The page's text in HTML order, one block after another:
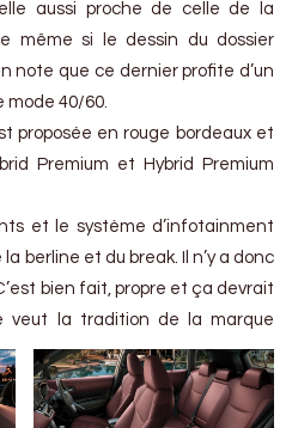
aussi proche de celle de la
même si le dessin du dossier
note que ce dernier profite d’un
mode 40/60.
proposée en rouge bordeaux et
Premium et Hybrid Premium
et le système d’infotainment
berline et du break. Il n’y a donc
bien fait, propre et ça devrait
veut la tradition de la marque